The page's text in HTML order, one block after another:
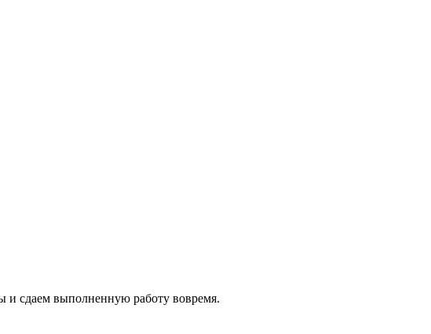
и сдаем выполненную работу вовремя.